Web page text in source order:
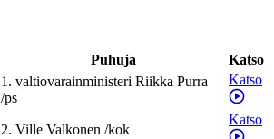
Puhuja
Katso
1. valtiovarainministeri Riikka Purra
/ps
Katso
2. Ville Valkonen /kok
Katso